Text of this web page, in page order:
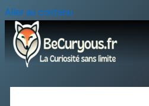
Aller au contenu